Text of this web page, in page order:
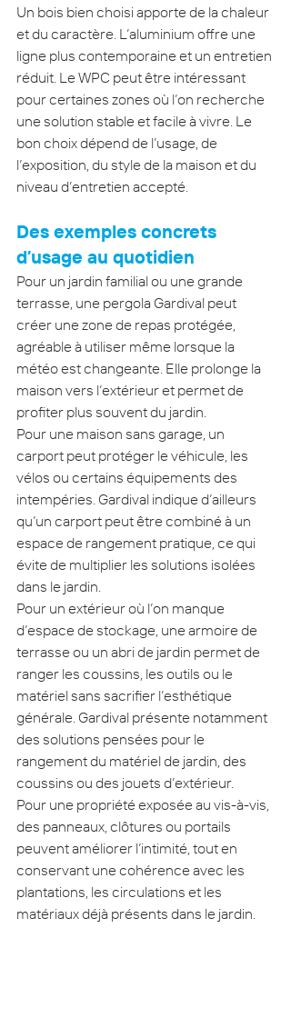
Un bois bien choisi apporte de la chaleur
et du caractère. L’aluminium offre une
ligne plus contemporaine et un entretien
réduit. Le WPC peut être intéressant
pour certaines zones où l’on recherche
une solution stable et facile à vivre. Le
bon choix dépend de l’usage, de
l’exposition, du style de la maison et du
niveau d’entretien accepté.
Des exemples concrets
d’usage au quotidien
Pour un jardin familial ou une grande
terrasse, une pergola Gardival peut
créer une zone de repas protégée,
agréable à utiliser même lorsque la
météo est changeante. Elle prolonge la
maison vers l’extérieur et permet de
profiter plus souvent du jardin.
Pour une maison sans garage, un
carport peut protéger le véhicule, les
vélos ou certains équipements des
intempéries. Gardival indique d’ailleurs
qu’un carport peut être combiné à un
espace de rangement pratique, ce qui
évite de multiplier les solutions isolées
dans le jardin.
Pour un extérieur où l’on manque
d’espace de stockage, une armoire de
terrasse ou un abri de jardin permet de
ranger les coussins, les outils ou le
matériel sans sacrifier l’esthétique
générale. Gardival présente notamment
des solutions pensées pour le
rangement du matériel de jardin, des
coussins ou des jouets d’extérieur.
Pour une propriété exposée au vis-à-vis,
des panneaux, clôtures ou portails
peuvent améliorer l’intimité, tout en
conservant une cohérence avec les
plantations, les circulations et les
matériaux déjà présents dans le jardin.